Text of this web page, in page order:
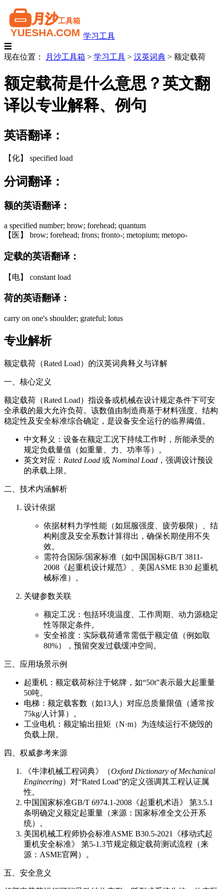
学习工具
☰
现在位置：
月沙工具箱 > 学习工具 > 汉英词典 > 额定载荷
额定载荷是什么意思？英文翻
译以专业解释、例句
英语翻译：
【化】 specified load
分词翻译：
额的英语翻译：
a specified number; brow; forehead; quantum
【医】 brow; forehead; frons; fronto-; metopium; metopo-
定载的英语翻译：
【电】 constant load
荷的英语翻译：
carry on one's shoulder; grateful; lotus
专业解析
额定载荷（Rated Load）的汉英词典释义与详解
一、核心定义
额定载荷（Rated Load）指设备或机械在设计规定条件下可安
全承载的最大允许负荷。该数值由制造商基于材料强度、结构
稳定性及安全标准综合确定，是设备安全运行的临界阈值。
中文释义：设备在额定工况下持续工作时，所能承受的
规定负载量值（如重量、力、功率等）。
英文对应： Rated Load 或 Nominal Load ，强调设计预设
的承载上限。
二、技术内涵解析
设计依据
依据材料力学性能（如屈服强度、疲劳极限）、结
构刚度及安全系数计算得出，确保长期使用不失
效。
需符合国际/国家标准（如中国国标GB/T 3811-
2008《起重机设计规范》、美国ASME B30 起重机
械标准）。
关键参数关联
额定工况：包括环境温度、工作周期、动力源稳定
性等限定条件。
安全裕度：实际载荷通常需低于额定值（例如取
80%），预留突发过载缓冲空间。
三、应用场景示例
起重机：额定载荷标注于铭牌，如“50t”表示最大起重量
50吨。
电梯：额定载客数（如13人）对应总质量限值（通常按
75kg/人计算）。
工业电机：额定输出扭矩（N·m）为连续运行不烧毁的
负载上限。
四、权威参考来源
《牛津机械工程词典》（Oxford Dictionary of Mechanical
Engineering）对“Rated Load”的定义强调其工程认证属
性。
中国国家标准GB/T 6974.1-2008《起重机术语》 第3.5.1
条明确定义额定起重量（来源：国家标准全文公开系
统）。
美国机械工程师协会标准ASME B30.5-2021《移动式起
重机安全标准》 第5-1.3节规定额定载荷测试流程（来
源：ASME官网）。
五、安全意义